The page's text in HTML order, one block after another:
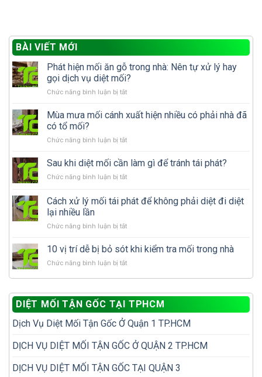
BÀI VIẾT MỚI
Phát hiện mối ăn gỗ trong nhà: Nên tự xử lý hay
gọi dịch vụ diệt mối?
Chức năng bình luận bị tắtở
hiện
gỗ
nhà:
tự
lý
diệt
mối?
Mùa mưa mối cánh xuất hiện nhiều có phải nhà đã
có tổ mối?
Chức năng bình luận bị tắtở
mưa
cánh
hiện
phải
đã
mối?
Sau khi diệt mối cần làm gì để tránh tái phát?
Chức năng bình luận bị tắtở
khi
diệt
cần
gì
tránh
Cách xử lý mối tái phát để không phải diệt đi diệt
lại nhiều lần
Chức năng bình luận bị tắtở
xử
mối
để
không
diệt
diệt
nhiều
10 vị trí dễ bị bỏ sót khi kiểm tra mối trong nhà
Chức năng bình luận bị tắtở
trí
dễ
bị
bỏ
khi
mối
DIỆT MỐI TẬN GỐC TẠI TPHCM
Dịch Vụ Diệt Mối Tận Gốc Ở Quận 1 TP.HCM
DỊCH VỤ DIỆT MỐI TẬN GỐC Ở QUẬN 2 TP.HCM
DỊCH VỤ DIỆT MỐI TẬN GỐC TẠI QUẬN 3